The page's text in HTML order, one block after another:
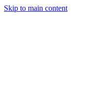
Skip to main content